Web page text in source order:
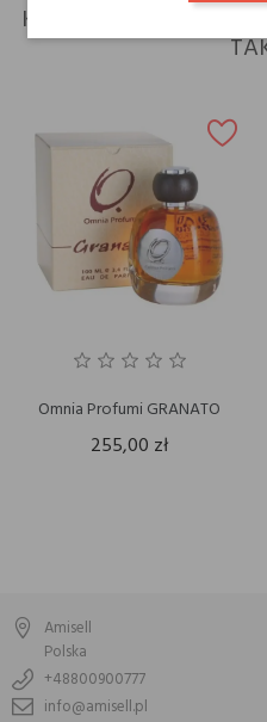
KLIENCI, KTÓRZY
Omnia Profumi GRANATO
255,00 zł
Amisell
Polska
+48800900777
info@amisell.pl